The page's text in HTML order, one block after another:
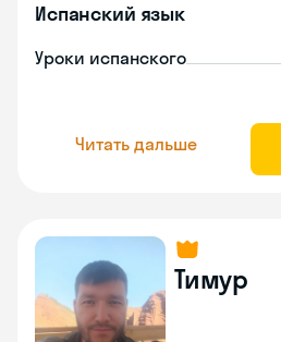
Испанский язык
Уроки испанского
Читать дальше
Тимур